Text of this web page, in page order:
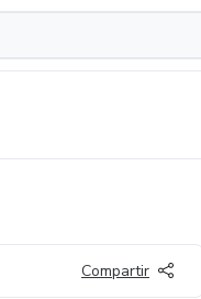
Compartir